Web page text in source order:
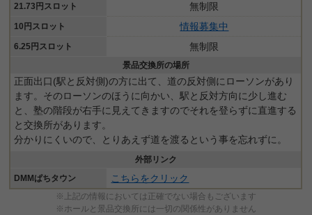
21.73円スロット 無制限
10円スロット 情報募集中
6.25円スロット 無制限
景品交換所の場所
正面出口(駅と反対側)の方に出て、道の反対側にローソンがあり
ます。そのローソンのほうに向かい、駅と反対方向に少し進む
と、塾の階段が右手に見えてきますのでそれを登らずに直進する
と交換所があります。
分かりにくいので、とりあえず道を渡るという事を忘れずに。
外部リンク
DMMぱちタウン
こちらをクリック
※上記の情報においては正確でない場合もございます
※ホールと景品交換所には一切の関係性がありません